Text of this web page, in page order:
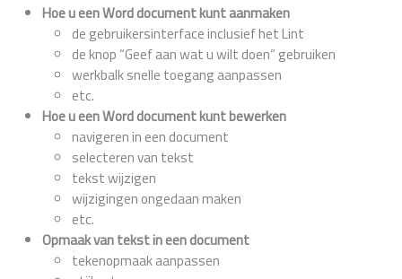
Hoe u een Word document kunt aanmaken
de gebruikersinterface inclusief het Lint
de knop “Geef aan wat u wilt doen” gebruiken
werkbalk snelle toegang aanpassen
etc.
Hoe u een Word document kunt bewerken
navigeren in een document
selecteren van tekst
tekst wijzigen
wijzigingen ongedaan maken
etc.
Opmaak van tekst in een document
tekenopmaak aanpassen